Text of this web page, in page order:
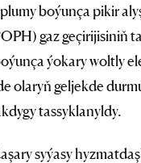
boýunça pikir
gaz geçirijisiniň
ýokary woltly
olaryň geljekde
tassyklanyldy.
syýasy